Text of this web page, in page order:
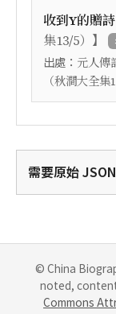
收到Y的贈
集13/5） 】
出處： 元人傳
（秋澗大全集
需要原始
© China
noted,
Commons